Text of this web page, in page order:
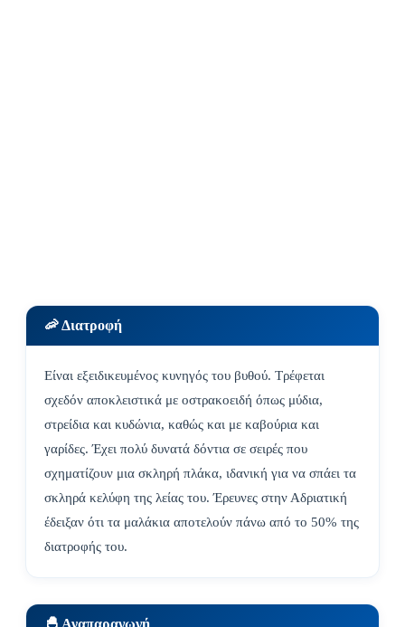
🦐 Διατροφή
Είναι εξειδικευμένος κυνηγός του βυθού. Τρέφεται
σχεδόν αποκλειστικά με οστρακοειδή όπως μύδια,
στρείδια και κυδώνια, καθώς και με καβούρια και
γαρίδες. Έχει πολύ δυνατά δόντια σε σειρές που
σχηματίζουν μια σκληρή πλάκα, ιδανική για να σπάει τα
σκληρά κελύφη της λείας του. Έρευνες στην Αδριατική
έδειξαν ότι τα μαλάκια αποτελούν πάνω από το 50% της
διατροφής του.